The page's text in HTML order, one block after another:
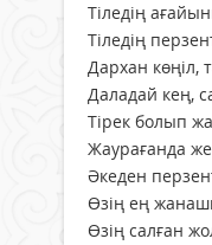
Тіледің
Тіледің
Дархан көңіл,
Даладай кең,
Тірек болып
Жаурағанда
Әкеден
Өзің ең
Өзің салған